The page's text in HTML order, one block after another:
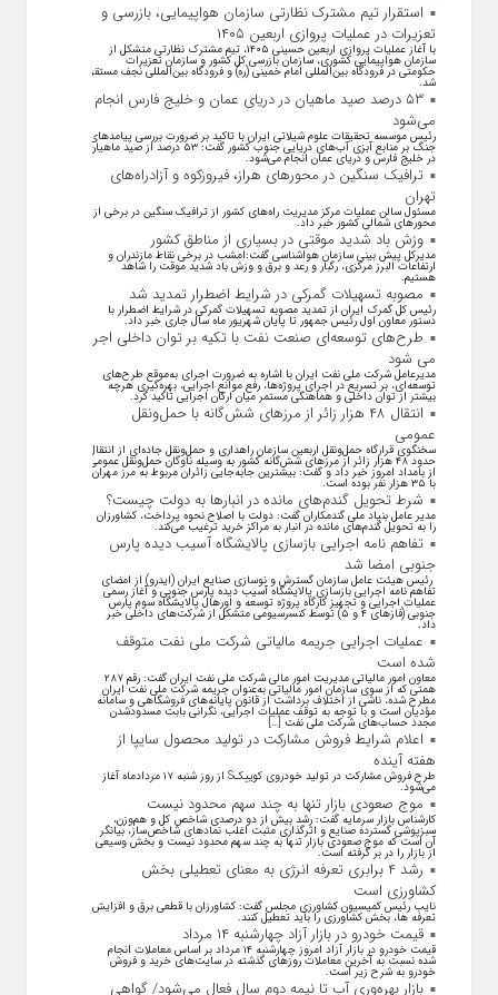
استقرار تیم مشترک نظارتی سازمان هواپیمایی، بازرسی و
تعزیرات در عملیات پروازی اربعین ۱۴۰۵
با آغاز عملیات پروازی اربعین حسینی ۱۴۰۵، تیم مشترک نظارتی متشکل از
سازمان هواپیمایی کشوری، سازمان بازرسی کل کشور و سازمان تعزیرات
حکومتی در فرودگاه بین‌المللی امام خمینی (ره) و فرودگاه بین‌المللی نجف مستقر
شد.
۵۳ درصد صید ماهیان در دریای عمان و خلیج فارس انجام
می‌شود
رئیس موسسه تحقیقات علوم شیلاتی ایران با تاکید بر ضرورت بررسی پیامد‌های
جنگ بر منابع آبزی آب‌های دریایی جنوب کشور گفت: ۵۳ درصد از صید ماهیان
در خلیج فارس و دریای عمان انجام می‌شود.
ترافیک سنگین در محورهای هراز، فیروزکوه و آزادراه‌های
تهران
مسئول سالن عملیات مرکز مدیریت راه‌های کشور از ترافیک سنگین در برخی از
محور‌های شمالی کشور خبر داد.
وزش باد شدید موقتی در بسیاری از مناطق کشور
مدیرکل پیش بینی سازمان هواشناسی گفت:امشب در برخی نقاط مازندران و
ارتفاعات البرز مرکزی، رگبار و رعد و برق و وزش باد شدید موقت را شاهد
هستیم.
مصوبه تسهیلات گمرکی در شرایط اضطرار تمدید شد
رئیس کل گمرک ایران از تمدید مصوبه تسهیلات گمرکی در شرایط اضطرار با
دستور معاون اول رئیس جمهور تا پایان شهریور ماه سال جاری خبر داد.
طرح‌های توسعه‌ای صنعت نفت با تکیه بر توان داخلی اجرا
می شود
مدیرعامل شرکت ملی نفت ایران با اشاره به ضرورت اجرای به‌موقع طرح‌های
توسعه‌ای، بر تسریع در اجرای پروژه‌ها، رفع موانع اجرایی، بهره‌گیری هرچه
بیشتر از توان داخلی و هماهنگی مستمر میان ارکان اجرایی تاکید کرد.
انتقال ۴۸ هزار زائر از مرزهای شش‌گانه با حمل‌ونقل
عمومی
سخنگوی قرارگاه حمل‌ونقل اربعین سازمان راهداری و حمل‌ونقل جاده‌ای از انتقال
حدود ۴۸ هزار زائر از مرز‌های شش‌گانه کشور به وسیله ناوگان حمل‌ونقل عمومی
از بامداد امروز خبر داد و گفت: بیشترین جابه‌جایی زائران مربوط به مرز مهران
با ۳۵ هزار نفر بوده است.
شرط تحویل گندم‌های مانده در انبار‌ها به دولت چیست؟
مدیر عامل بنیاد ملی گندمکاران گفت: دولت با اصلاح نحوه پرداخت، کشاورزان
را به تحویل گندم‌های مانده در انبار به مراکز خرید ترغیب می‌کند.
تفاهم نامه اجرایی بازسازی پالایشگاه آسیب دیده پارس
جنوبی امضا شد
رئیس هیئت عامل سازمان گسترش و نوسازی صنایع ایران (ایدرو) از امضای
تفاهم نامه اجرایی بازسازی پالایشگاه آسیب دیده پارس جنوبی و آغاز رسمی
عملیات اجرایی و تجهیز کارگاه پروژه توسعه و اورهال پالایشگاه سوم پارس
جنوبی (فاز‌های ۴ و ۵) توسط کنسرسیومی متشکل از شرکت‌های داخلی خبر
داد.
عملیات اجرایی جریمه مالیاتی شرکت ملی نفت متوقف
شده است
معاون امور مالیاتی مدیریت امور مالی شرکت ملی نفت ایران گفت: رقم ۲۸۷
همتی که از سوی سازمان امور مالیاتی به‌عنوان جریمه شرکت ملی نفت ایران
مطرح شده، ناشی از اختلاف برداشت از قانون پایانه‌های فروشگاهی و سامانه
مؤدیان است و با توجه به توقف عملیات اجرایی، نگرانی بابت مسدودشدن
مجدد حساب‌های شرکت ملی نفت […]
اعلام شرایط فروش مشارکت در تولید محصول سایپا از
هفته آینده
طرح فروش مشارکت در تولید خودروی کوییکS از روز شنبه ۱۷ مردادماه آغاز
می‌شود.
موج صعودی بازار تنها به چند سهم محدود نیست
کارشناس بازار سرمایه گفت: رشد بیش از دو درصدی شاخص کل و هم‌وزن،
سبزپوشی گسترده صنایع و اثرگذاری مثبت اغلب نماد‌های شاخص‌ساز، بیانگر
آن است که موج صعودی بازار تنها به چند سهم محدود نیست و بخش وسیعی
از بازار را در بر گرفته است.
رشد ۴ برابری تعرفه انرژی به معنای تعطیلی بخش
کشاورزی است
نایب رئیس کمیسیون کشاورزی مجلس گفت: کشاورزان با قطعی برق و افزایش
تعرفه ها، بخش کشاورزی را باید تعطیل کنند.
قیمت خودرو در بازار آزاد چهارشنبه ۱۴ مرداد
قیمت خودرو در بازار آزاد امروز چهارشنبه ۱۴ مرداد بر اساس معاملات انجام
شده نسبت به آخرین معاملات روز‌های گذشته در سایت‌های خرید و فروش
خودرو به شرح زیر است.
بازار بهره‌وری آب تا نیمه دوم سال فعال می‌شود/ گواهی